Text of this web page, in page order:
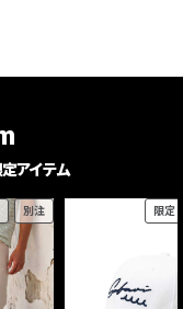
アイテム
別注 限定